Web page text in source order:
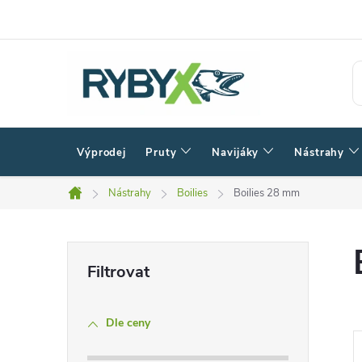
Výprodej Pruty Navijáky Nástrahy
Domů
Nástrahy Boilies Boilies 28 mm
Dle ceny